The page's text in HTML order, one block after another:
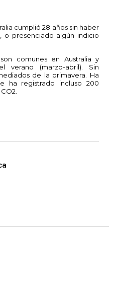
cumplió 28 años sin haber
o presenciado algún indicio
comunes en Australia y
verano (marzo-abril). Sin
de la primavera. Ha
ha registrado incluso 200